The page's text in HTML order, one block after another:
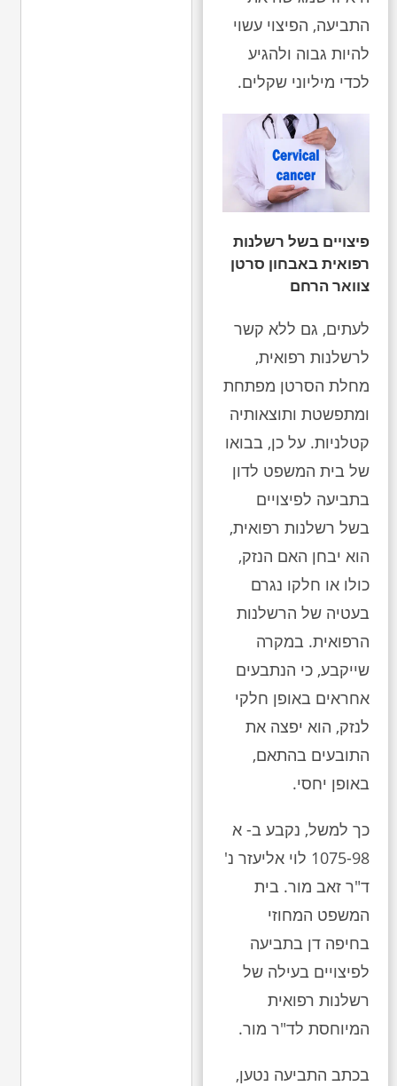
התביעה, הפיצוי עשוי
להיות גבוה ולהגיע
לכדי מיליוני שקלים.
פיצויים בשל רשלנות
רפואית באבחון סרטן
צוואר הרחם
לעתים, גם ללא קשר
לרשלנות רפואית,
מחלת הסרטן מפתחת
ומתפשטת ותוצאותיה
קטלניות. על כן, בבואו
של בית המשפט לדון
בתביעה לפיצויים
בשל רשלנות רפואית,
הוא יבחן האם הנזק,
כולו או חלקו נגרם
בעטיה של הרשלנות
הרפואית. במקרה
שייקבע, כי הנתבעים
אחראים באופן חלקי
לנזק, הוא יפצה את
התובעים בהתאם,
באופן יחסי.
כך למשל, נקבע ב- א
1075-98 לוי אליעזר נ'
ד"ר זאב מור. בית
המשפט המחוזי
בחיפה דן בתביעה
לפיצויים בעילה של
רשלנות רפואית
המיוחסת לד"ר מור.
בכתב התביעה נטען,